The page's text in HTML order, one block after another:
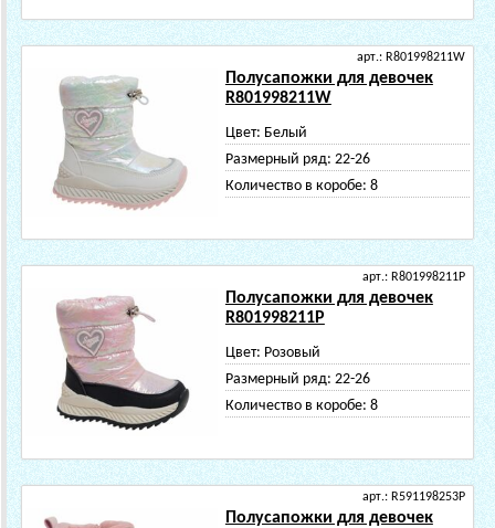
арт.: R801998211W
Полусапожки для девочек
R801998211W
Цвет: Белый
Размерный ряд: 22-26
Количество в коробе: 8
арт.: R801998211P
Полусапожки для девочек
R801998211P
Цвет: Розовый
Размерный ряд: 22-26
Количество в коробе: 8
арт.: R591198253P
Полусапожки для девочек